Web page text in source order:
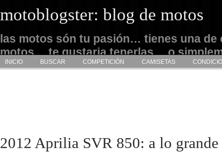
motoblogster: blog de motos
las motos són tu pasión… tienes una de
motos… te gustaria tenerlas… o
admirarlas… este es tu sitio
INICIO BUSCAR COMPETICIÓN CAMISETAS
2012 Aprilia SVR 850: a lo grande